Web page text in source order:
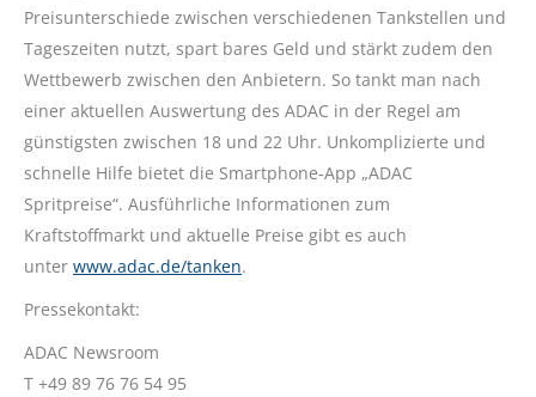
Preisunterschiede zwischen verschiedenen Tankstellen und
Tageszeiten nutzt, spart bares Geld und stärkt zudem den
Wettbewerb zwischen den Anbietern. So tankt man nach
einer aktuellen Auswertung des ADAC in der Regel am
günstigsten zwischen 18 und 22 Uhr. Unkomplizierte und
schnelle Hilfe bietet die Smartphone-App „ADAC
Spritpreise“. Ausführliche Informationen zum
Kraftstoffmarkt und aktuelle Preise gibt es auch
unter www.adac.de/tanken.
Pressekontakt:
ADAC Newsroom
T +49 89 76 76 54 95